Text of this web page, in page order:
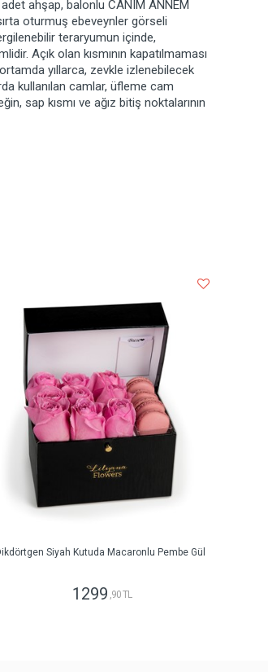
ahşap, balonlu CANIM ANNEM
oturmuş ebeveynler görseli
teraryumun içinde,
Açık olan kısmının kapatılmaması
yıllarca, zevkle izlenebilecek
kullanılan camlar, üfleme cam
sap kısmı ve ağız bitiş noktalarının
Siyah Kutuda Macaronlu Pembe Gül
1299 ,90 TL